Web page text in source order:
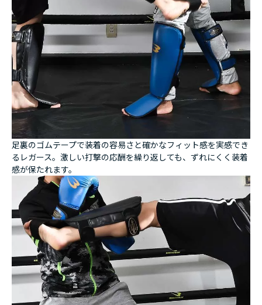
足裏のゴムテープで装着の容易さと確かなフィット感を実感でき
るレガース。激しい打撃の応酬を繰り返しても、ずれにくく装着
感が保たれます。